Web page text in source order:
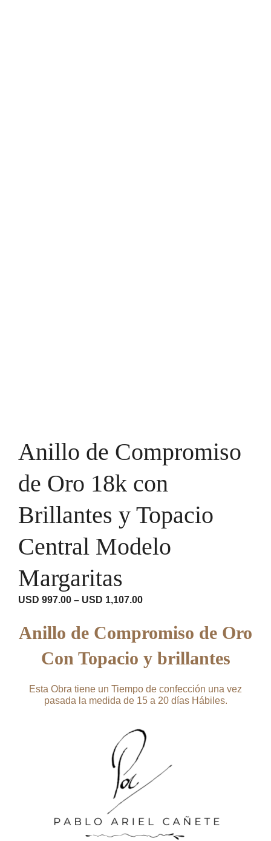
Anillo de Compromiso
de Oro 18k con
Brillantes y Topacio
Central Modelo
Margaritas
USD 997.00 – USD 1,107.00Rango
desde
hasta
USD 1,107.00
Anillo de Compromiso de Oro
Con Topacio y brillantes
Esta Obra tiene un Tiempo de confección una vez
pasada la medida de 15 a 20 días Hábiles.